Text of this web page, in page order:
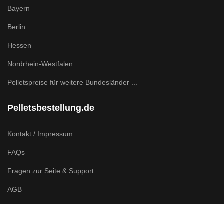
Bayern
Berlin
Hessen
Nordrhein-Westfalen
Pelletspreise für weitere Bundesländer ...
Pelletsbestellung.de
Kontakt / Impressum
FAQs
Fragen zur Seite & Support
AGB